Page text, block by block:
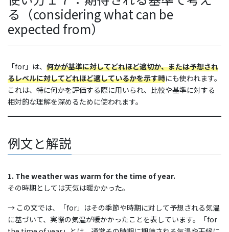
る（considering what can be
expected from）
「for」は、 何かが基準に対してどれほど適切か、または予想され
るレベルに対してどれほど適しているかを示す時にも使われます。
これは、特に何かを評価する際に用いられ、比較や基準に対する
相対的な理解を深めるために使われます。
例文と解説
1. The weather was warm for the time of year.
その時期としては天気は暖かかった。
→ この文では、「for」はその季節や時期に対して予想される気温
に基づいて、実際の気温が暖かかったことを表しています。「for